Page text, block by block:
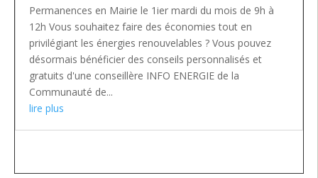
Permanences en Mairie le 1ier mardi du mois de 9h à
12h Vous souhaitez faire des économies tout en
privilégiant les énergies renouvelables ? Vous pouvez
désormais bénéficier des conseils personnalisés et
gratuits d'une conseillère INFO ENERGIE de la
Communauté de...
lire plus